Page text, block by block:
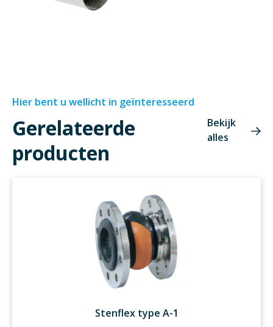
Hier bent u wellicht in geïnteresseerd
Gerelateerde
producten
Bekijk
alles
Stenflex type A-1